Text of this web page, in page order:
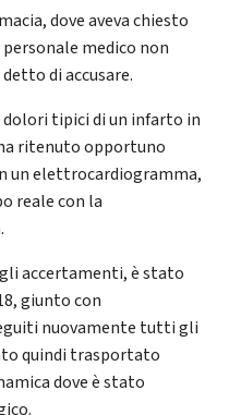
dove aveva chiesto
medico non
di accusare.
tipici di un infarto in
ritenuto opportuno
un elettrocardiogramma,
reale con la
accertamenti, è stato
giunto con
nuovamente tutti gli
quindi trasportato
dove è stato